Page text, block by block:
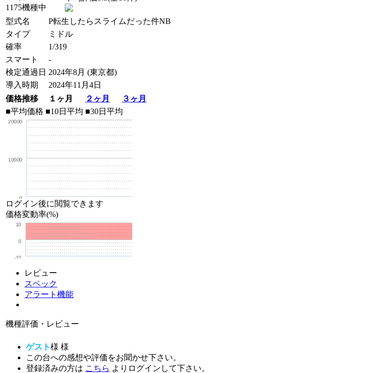
1175機種中
型式名
P転生したらスライムだった件NB
タイプ
ミドル
確率
1/319
スマート
-
検定通過日 2024年8月 (東京都)
導入時期
2024年11月4日
価格推移 １ヶ月
２ヶ月
３ヶ月
■平均価格 ■10日平均 ■30日平均
0
10000
20000
ログイン後に閲覧できます
価格変動率(%)
-10
0
10
レビュー
スペック
アラート機能
機種評価・レビュー
ゲスト様 様
この台への感想や評価をお聞かせ下さい。
登録済みの方は こちら よりログインして下さい。